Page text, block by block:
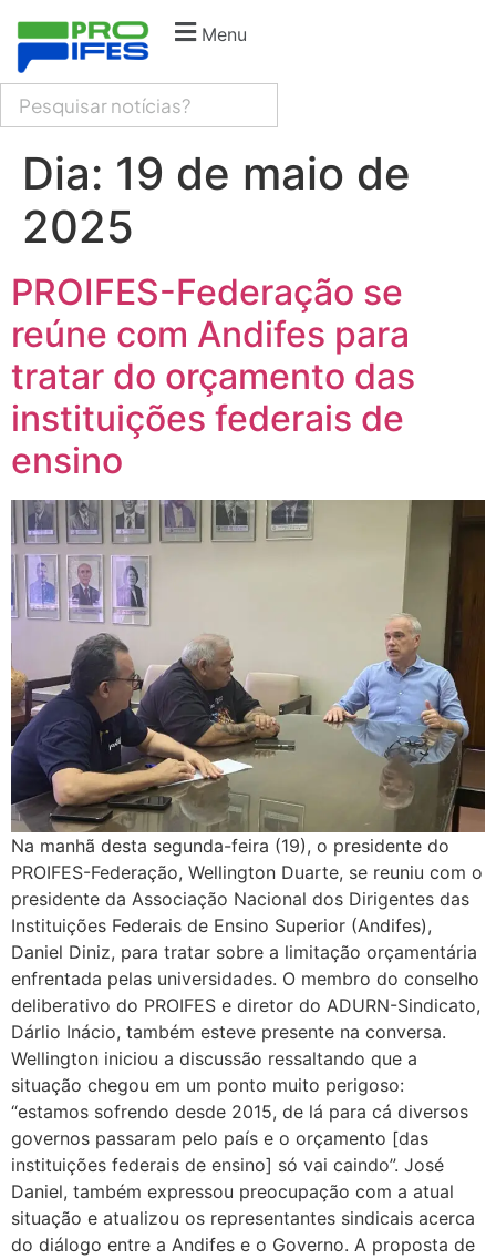
Menu
Dia: 19 de maio de
2025
PROIFES-Federação se
reúne com Andifes para
tratar do orçamento das
instituições federais de
ensino
Na manhã desta segunda-feira (19), o presidente do
PROIFES-Federação, Wellington Duarte, se reuniu com o
presidente da Associação Nacional dos Dirigentes das
Instituições Federais de Ensino Superior (Andifes),
Daniel Diniz, para tratar sobre a limitação orçamentária
enfrentada pelas universidades. O membro do conselho
deliberativo do PROIFES e diretor do ADURN-Sindicato,
Dárlio Inácio, também esteve presente na conversa.
Wellington iniciou a discussão ressaltando que a
situação chegou em um ponto muito perigoso:
“estamos sofrendo desde 2015, de lá para cá diversos
governos passaram pelo país e o orçamento [das
instituições federais de ensino] só vai caindo”. José
Daniel, também expressou preocupação com a atual
situação e atualizou os representantes sindicais acerca
do diálogo entre a Andifes e o Governo. A proposta de